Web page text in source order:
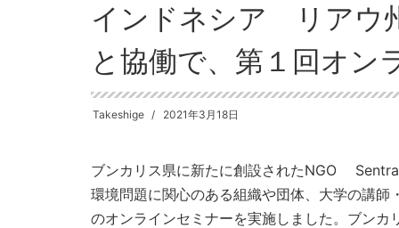
インドネシア リアウ
と協働で、第１回オン
Takeshige 2021年3月18日
ブンカリス県に新たに創設されたNGO
環境問題に関心のある組織や団体、大学の講
のオンラインセミナーを実施しました。ブン